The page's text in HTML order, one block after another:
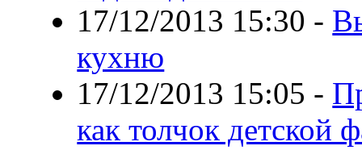
17/12/2013 15:30 -
кухню
17/12/2013 15:05 -
как толчок детской